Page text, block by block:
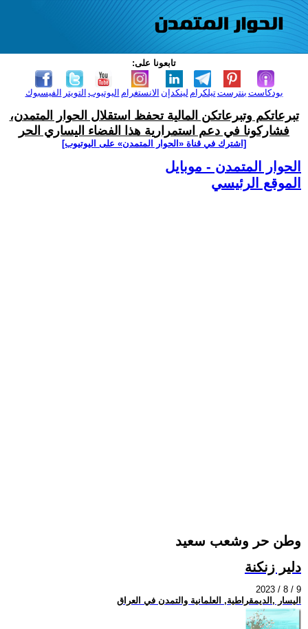
تابعونا على:
الفيسبوك التويتر اليوتيوب الانستغرام لينكدإن تيلكرامبنترست بودكاست
تبرعاتكم وتبرعاتكن المالية تحفظ استقلال الحوار المتمدن،
فشاركونا في دعم استمرارية هذا الفضاء اليساري الحر
[اشترك في قناة ‫«الحوار المتمدن» على اليوتيوب]
الحوار المتمدن - موبايل
الموقع الرئيسي
وطن حر وشعب سعيد
دلير زنكنة
2023 / 8 / 9
اليسار ,الديمقراطية, العلمانية والتمدن في العراق